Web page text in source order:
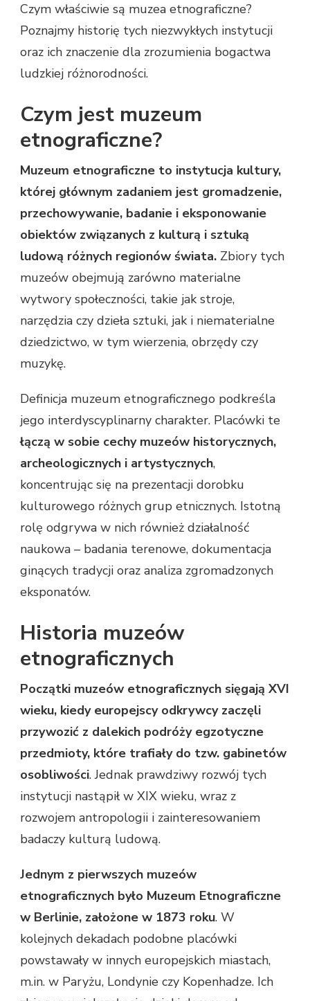
Czym właściwie są muzea etnograficzne?
Poznajmy historię tych niezwykłych instytucji
oraz ich znaczenie dla zrozumienia bogactwa
ludzkiej różnorodności.
Czym jest muzeum
etnograficzne?
Muzeum etnograficzne to instytucja kultury,
której głównym zadaniem jest gromadzenie,
przechowywanie, badanie i eksponowanie
obiektów związanych z kulturą i sztuką
ludową różnych regionów świata. Zbiory tych
muzeów obejmują zarówno materialne
wytwory społeczności, takie jak stroje,
narzędzia czy dzieła sztuki, jak i niematerialne
dziedzictwo, w tym wierzenia, obrzędy czy
muzykę.
Definicja muzeum etnograficznego podkreśla
jego interdyscyplinarny charakter. Placówki te
łączą w sobie cechy muzeów historycznych,
archeologicznych i artystycznych,
koncentrując się na prezentacji dorobku
kulturowego różnych grup etnicznych. Istotną
rolę odgrywa w nich również działalność
naukowa – badania terenowe, dokumentacja
ginących tradycji oraz analiza zgromadzonych
eksponatów.
Historia muzeów
etnograficznych
Początki muzeów etnograficznych sięgają XVI
wieku, kiedy europejscy odkrywcy zaczęli
przywozić z dalekich podróży egzotyczne
przedmioty, które trafiały do tzw. gabinetów
osobliwości. Jednak prawdziwy rozwój tych
instytucji nastąpił w XIX wieku, wraz z
rozwojem antropologii i zainteresowaniem
badaczy kulturą ludową.
Jednym z pierwszych muzeów
etnograficznych było Muzeum Etnograficzne
w Berlinie, założone w 1873 roku. W
kolejnych dekadach podobne placówki
powstawały w innych europejskich miastach,
m.in. w Paryżu, Londynie czy Kopenhadze. Ich